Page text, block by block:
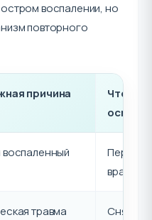
воспалении, но
повторного
причина
Что
травма
Снятие